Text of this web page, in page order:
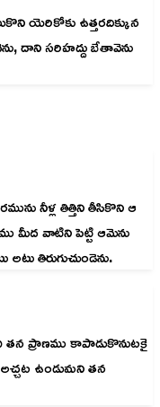
యెరికోకు ఉత్తరదిక్కున
దాని సరిహద్దు బేతావెను
నీళ్ల తిత్తిని తీసికొని ఆ
మీద వాటిని పెట్టి ఆమెను
తిరుగుచుండెను.
ప్రాణము కాపాడుకొనుటకై
ఉండుమని తన